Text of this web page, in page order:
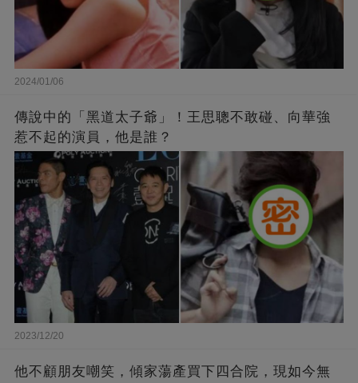
2024/01/06
傳說中的「黑道太子爺」！王思聰不敢碰、向華強
惹不起的演員，他是誰？
2023/12/20
他不顧朋友嘲笑，傾家蕩產買下四合院，現如今無